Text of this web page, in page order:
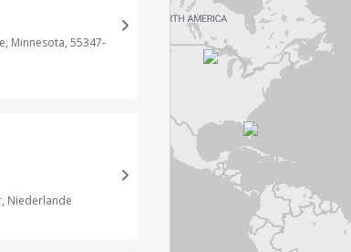
Minnesota, 55347-
Niederlande